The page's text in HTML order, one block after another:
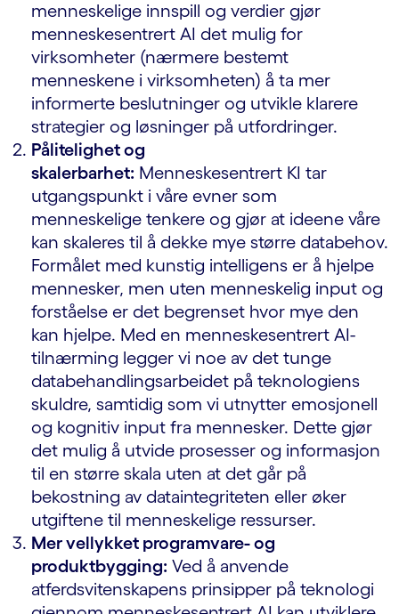
menneskelige innspill og verdier gjør
menneskesentrert AI det mulig for
virksomheter (nærmere bestemt
menneskene i virksomheten) å ta mer
informerte beslutninger og utvikle klarere
strategier og løsninger på utfordringer.
Pålitelighet og
skalerbarhet: Menneskesentrert KI tar
utgangspunkt i våre evner som
menneskelige tenkere og gjør at ideene våre
kan skaleres til å dekke mye større databehov.
Formålet med kunstig intelligens er å hjelpe
mennesker, men uten menneskelig input og
forståelse er det begrenset hvor mye den
kan hjelpe. Med en menneskesentrert AI-
tilnærming legger vi noe av det tunge
databehandlingsarbeidet på teknologiens
skuldre, samtidig som vi utnytter emosjonell
og kognitiv input fra mennesker. Dette gjør
det mulig å utvide prosesser og informasjon
til en større skala uten at det går på
bekostning av dataintegriteten eller øker
utgiftene til menneskelige ressurser.
Mer vellykket programvare- og
produktbygging: Ved å anvende
atferdsvitenskapens prinsipper på teknologi